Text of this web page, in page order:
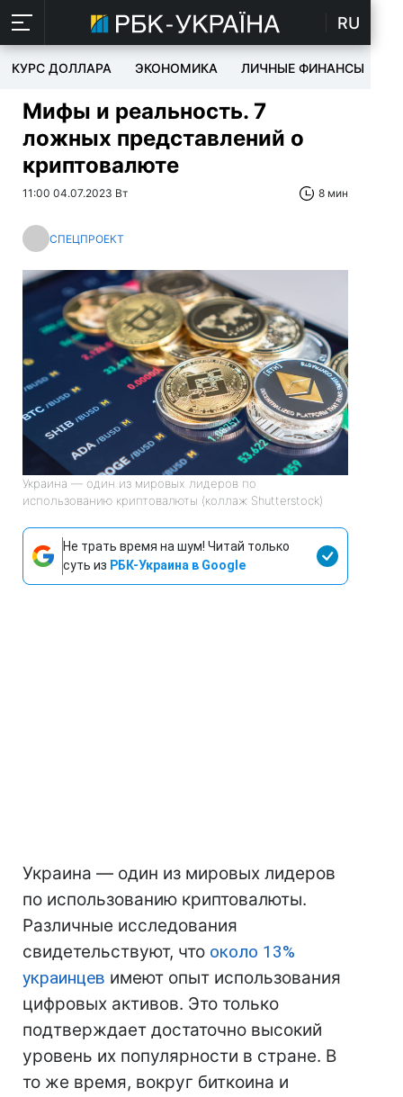
RU
КУРС ДОЛЛАРА ЭКОНОМИКА ЛИЧНЫЕ ФИНАНСЫ
Мифы и реальность. 7
ложных представлений о
криптовалюте
11:00 04.07.2023 Вт 8 мин
СПЕЦПРОЕКТ
Украина — один из мировых лидеров по
использованию криптовалюты (коллаж Shutterstock)
Не трать время на шум! Читай только
суть из РБК-Украина в Google
Украина — один из мировых лидеров
по использованию криптовалюты.
Различные исследования
свидетельствуют, что около 13%
украинцев имеют опыт использования
цифровых активов. Это только
подтверждает достаточно высокий
уровень их популярности в стране. В
то же время, вокруг биткоина и